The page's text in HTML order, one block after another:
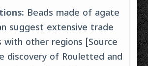
Beads made of agate
suggest extensive trade
with other regions [Source
discovery of Rouletted and